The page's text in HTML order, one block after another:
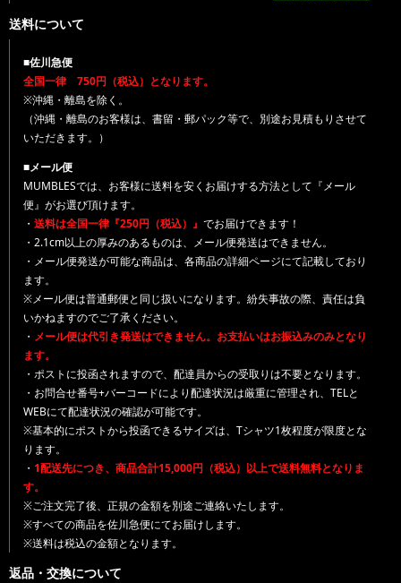
送料について
■佐川急便
全国一律 750円（税込）となります。
※沖縄・離島を除く。
（沖縄・離島のお客様は、書留・郵パック等で、別途お見積もりさせて
いただきます。）
■メール便
MUMBLESでは、お客様に送料を安くお届けする方法として『メール
便』がお選び頂けます。
・ 送料は全国一律『250円（税込）』 でお届けできます！
・2.1cm以上の厚みのあるものは、メール便発送はできません。
・メール便発送が可能な商品は、各商品の詳細ページにて記載しており
ます。
※メール便は普通郵便と同じ扱いになります。紛失事故の際、責任は負
いかねますのでご了承ください。
・ メール便は代引き発送はできません。お支払いはお振込みのみとなり
ます。
・ポストに投函されますので、配達員からの受取りは不要となります。
・お問合せ番号+バーコードにより配達状況は厳重に管理され、TELと
WEBにて配達状況の確認が可能です。
※基本的にポストから投函できるサイズは、Tシャツ1枚程度が限度とな
ります。
・ 1配送先につき、商品合計15,000円（税込）以上で送料無料となりま
す。
※ご注文完了後、正規の金額を別途ご連絡いたします。
※すべての商品を佐川急便にてお届けします。
※送料は税込の金額となります。
返品・交換について